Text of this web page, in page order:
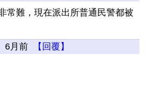
常難，現在派出所普通民警都被
6月前
【回覆】